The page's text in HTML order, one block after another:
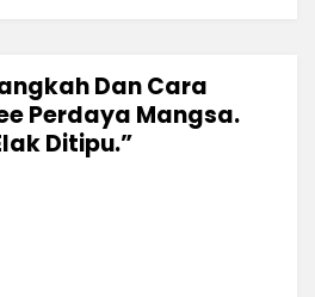
Dan Cara
Perdaya Mangsa.
Ditipu.”